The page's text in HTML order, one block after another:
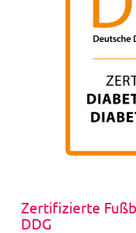
Zertifizierte
DDG